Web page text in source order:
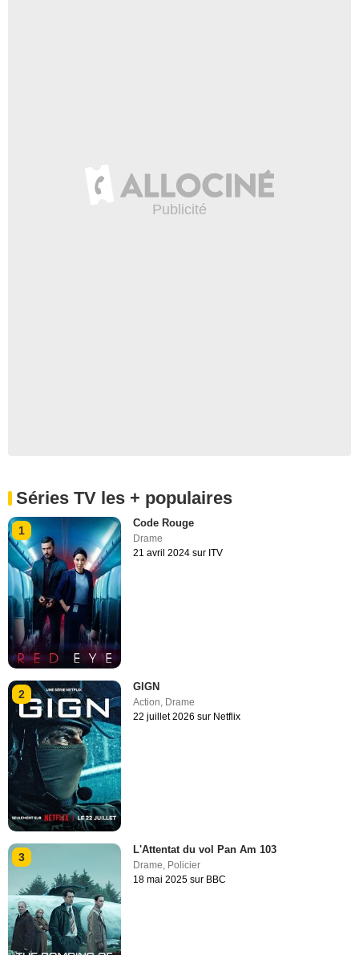
Séries TV les + populaires
1
Code Rouge
Drame
21 avril 2024 sur ITV
2
GIGN
Action Drame
22 juillet 2026 sur Netflix
3
L'Attentat du vol Pan Am 103
Drame, Policier
18 mai 2025 sur BBC